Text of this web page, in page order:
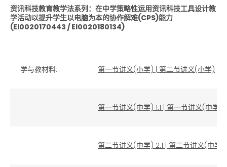
资讯科技教育教学法系列：在中学策略性运用资讯科技工具设计教
学活动以提升学生以电脑为本的协作解难(CPS)能力
(EI0020170443 / EI0020180134)
学与教材料: 第一节讲义(小学) | 第二节讲义(小学)
第一节讲义(中学) 1.1 | 第一节讲义(中学)
第二节讲义(中学) 2.1 | 第二节讲义(中学)